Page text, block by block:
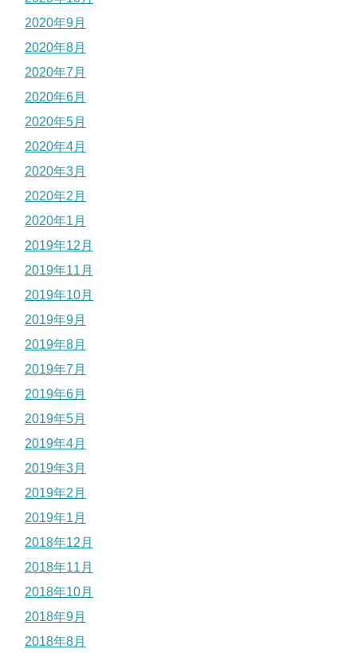
2020年9月
2020年8月
2020年7月
2020年6月
2020年5月
2020年4月
2020年3月
2020年2月
2020年1月
2019年12月
2019年11月
2019年10月
2019年9月
2019年8月
2019年7月
2019年6月
2019年5月
2019年4月
2019年3月
2019年2月
2019年1月
2018年12月
2018年11月
2018年10月
2018年9月
2018年8月